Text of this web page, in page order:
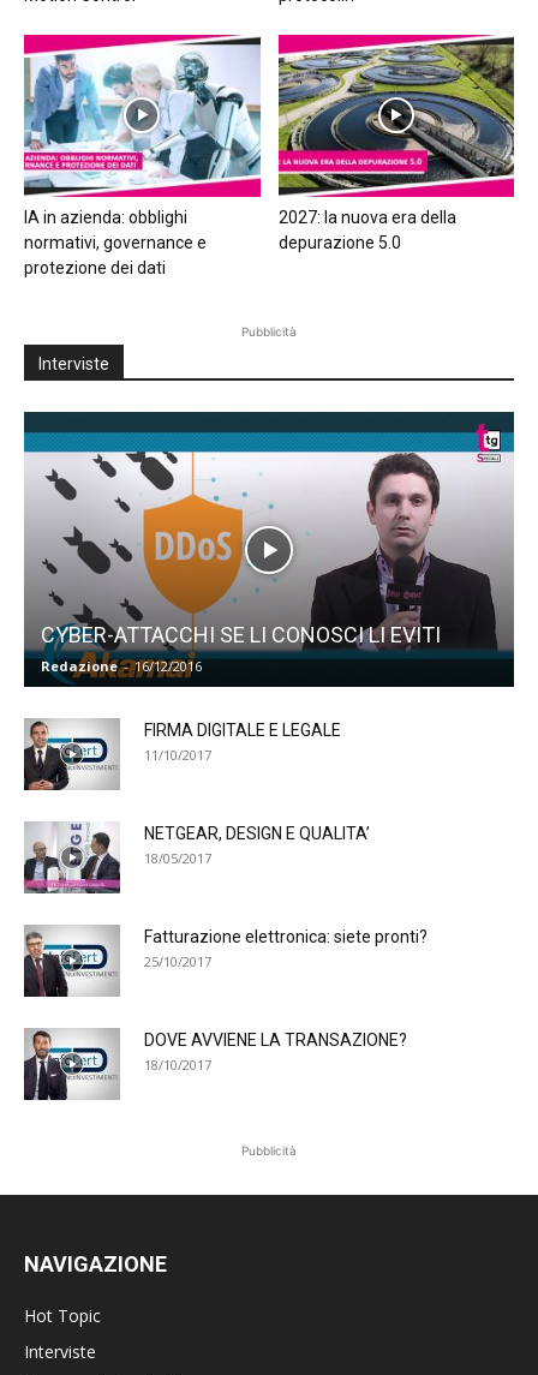
IA in azienda: obblighi
normativi, governance e
protezione dei dati
2027: la nuova era della
depurazione 5.0
Pubblicità
Interviste
CYBER-ATTACCHI SE LI CONOSCI LI EVITI
Redazione - 16/12/2016
FIRMA DIGITALE E LEGALE
11/10/2017
NETGEAR, DESIGN E QUALITA’
18/05/2017
Fatturazione elettronica: siete pronti?
25/10/2017
DOVE AVVIENE LA TRANSAZIONE?
18/10/2017
Pubblicità
NAVIGAZIONE
Hot Topic
Interviste